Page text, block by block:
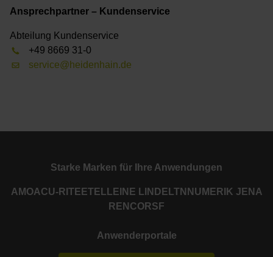
Ansprechpartner – Kundenservice
Abteilung Kundenservice
+49 8669 31-0
service@heidenhain.de
Starke Marken für Ihre Anwendungen
AMOACU-RITE ETEL LEINE LINDE LTN NUMERIK JENA
RENCORSF
Anwenderportale